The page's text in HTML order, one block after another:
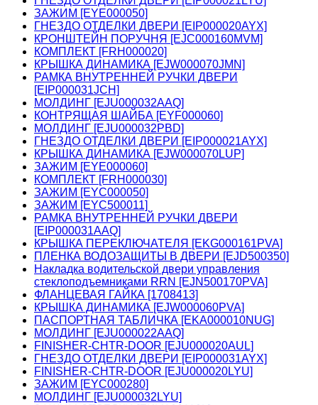
ЗАЖИМ [EYE000050]
ГНЕЗДО ОТДЕЛКИ ДВЕРИ [EIP000020AYX]
КРОНШТЕЙН ПОРУЧНЯ [EJC000160MVM]
КОМПЛЕКТ [FRH000020]
КРЫШКА ДИНАМИКА [EJW000070JMN]
РАМКА ВНУТРЕННЕЙ РУЧКИ ДВЕРИ
[EIP000031JCH]
МОЛДИНГ [EJU000032AAQ]
КОНТРЯЩАЯ ШАЙБА [EYF000060]
МОЛДИНГ [EJU000032PBD]
ГНЕЗДО ОТДЕЛКИ ДВЕРИ [EIP000021AYX]
КРЫШКА ДИНАМИКА [EJW000070LUP]
ЗАЖИМ [EYE000060]
КОМПЛЕКТ [FRH000030]
ЗАЖИМ [EYC000050]
ЗАЖИМ [EYC500011]
РАМКА ВНУТРЕННЕЙ РУЧКИ ДВЕРИ
[EIP000031AAQ]
КРЫШКА ПЕРЕКЛЮЧАТЕЛЯ [EKG000161PVA]
ПЛЕНКА ВОДОЗАЩИТЫ В ДВЕРИ [EJD500350]
Накладка водительской двери управления
стеклоподъемниками RRN [EJN500170PVA]
ФЛАНЦЕВАЯ ГАЙКА [1708413]
КРЫШКА ДИНАМИКА [EJW000060PVA]
ПАСПОРТНАЯ ТАБЛИЧКА [EKA000010NUG]
МОЛДИНГ [EJU000022AAQ]
FINISHER-CHTR-DOOR [EJU000020AUL]
ГНЕЗДО ОТДЕЛКИ ДВЕРИ [EIP000031AYX]
FINISHER-CHTR-DOOR [EJU000020LYU]
ЗАЖИМ [EYC000280]
МОЛДИНГ [EJU000032LYU]